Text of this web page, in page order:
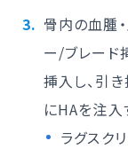
骨内の血腫
ー/ブレード
挿入し、引
にHAを注入
ラグスク